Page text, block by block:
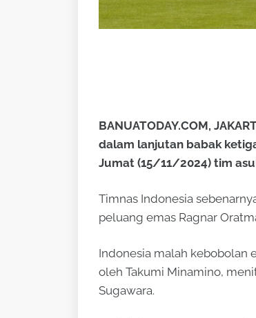
BANUATODAY.COM,
dalam lanjutan babak
Jumat (15/11/2024) tim
Timnas Indonesia
peluang emas Ragnar
Indonesia malah kebobolan
oleh Takumi Minamino,
Sugawara.